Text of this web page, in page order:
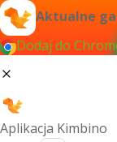
Aktualne
Dodaj do
Aplikacja Kimbino